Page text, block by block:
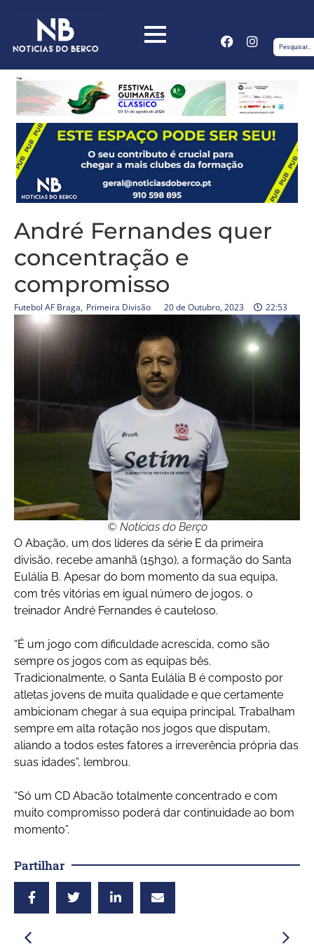
André Fernandes quer
concentração e
compromisso
Futebol AF Braga, Primeira Divisão 20 de Outubro, 2023 22:53
© Notícias do Berço
O Abação, um dos líderes da série E da primeira
divisão, recebe amanhã (15h30), a formação do Santa
Eulália B. Apesar do bom momento da sua equipa,
com três vitórias em igual número de jogos, o
treinador André Fernandes é cauteloso.
“É um jogo com dificuldade acrescida, como são
sempre os jogos com as equipas bês.
Tradicionalmente, o Santa Eulália B é composto por
atletas jovens de muita qualidade e que certamente
ambicionam chegar à sua equipa principal. Trabalham
sempre em alta rotação nos jogos que disputam,
aliando a todos estes fatores a irreverência própria das
suas idades”, lembrou.
“Só um CD Abacão totalmente concentrado e com
muito compromisso poderá dar continuidade ao bom
momento”.
Partilhar